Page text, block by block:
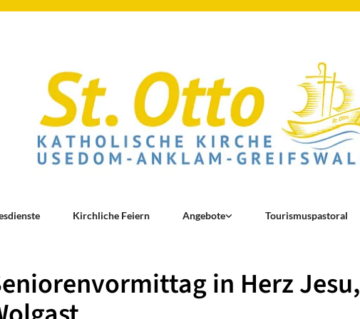
Kirchliche Feiern Angebote Tourismuspastoral
in Herz Jesu,